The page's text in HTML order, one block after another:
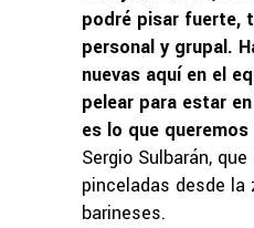
podré pisar fuerte,
personal y grupal.
nuevas aquí en el
pelear para estar
es lo que
Sergio Sulbarán,
pinceladas desde la
barineses.